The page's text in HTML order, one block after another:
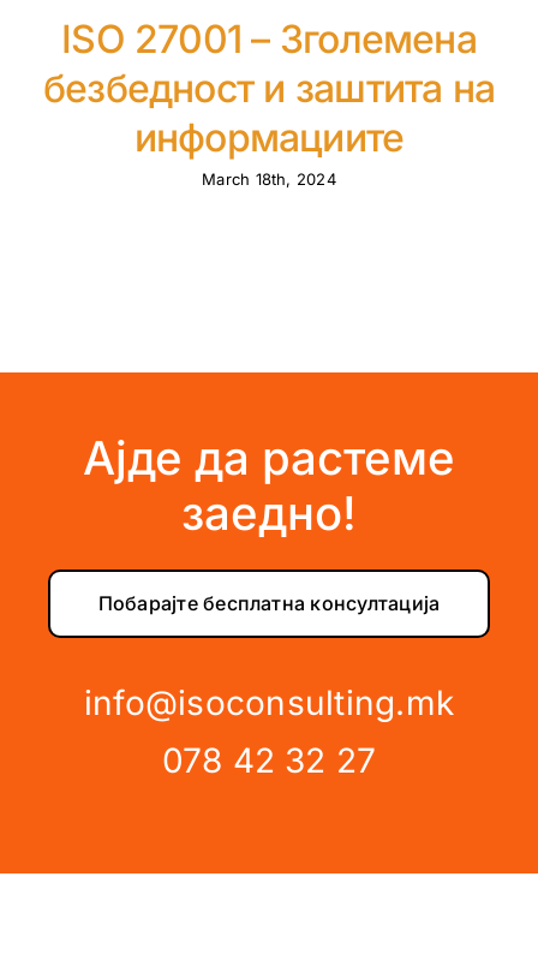
ISO 27001 – Зголемена
безбедност и заштита на
информациите
March 18th, 2024
Ајде да растеме
заедно!
Побарајте бесплатна консултација
info@isoconsulting.mk
078 42 32 27